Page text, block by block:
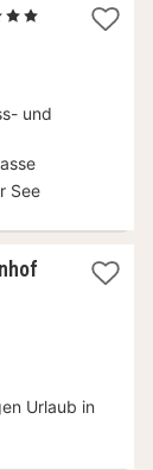
und
See
2
Urlaub in